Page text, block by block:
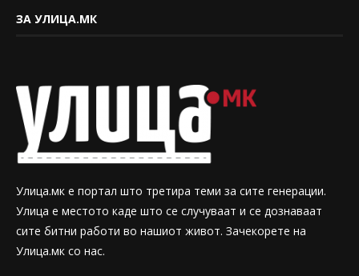
ЗА УЛИЦА.МК
Улица.мк е портал што третира теми за сите генерации.
Улица е местото каде што се случуваат и се дознаваат
сите битни работи во нашиот живот. Зачекорете на
Улица.мк со нас.